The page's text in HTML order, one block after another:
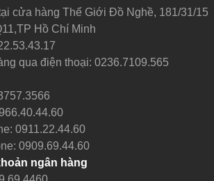
cửa hàng Thế Giới Đồ Nghề, 181/31/15
Hồ Chí Minh
qua điện thoại: 0236.7109.565
0911.22.44.60
0909.69.44.60
ngân hàng